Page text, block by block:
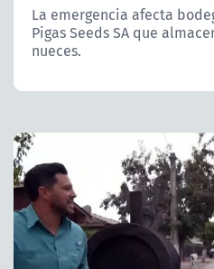
CORPORATIVO Y
CANAL DE DENUNCIAS
ÁREA DE PROYECTOS
La emergencia afecta
Pigas Seeds SA que
nueces.